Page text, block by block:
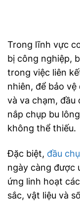
Trong lĩnh vực
bị công nghiệp,
trong việc liên
nhiên, để bảo
và va chạm, đầu
nắp chụp bu
không thể thiếu.
Đặc biệt, đầu
ngày càng được
ứng linh hoạt
sắc, vật liệu và